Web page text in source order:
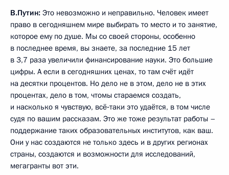
В.Путин: Это невозможно и неправильно. Человек имеет
право в сегодняшнем мире выбирать то место и то занятие,
которое ему по душе. Мы со своей стороны, особенно
в последнее время, вы знаете, за последние 15 лет
в 3,7 раза увеличили финансирование науки. Это большие
цифры. А если в сегодняшних ценах, то там счёт идёт
на десятки процентов. Но дело не в этом, дело не в этих
процентах, дело в том, чтомы стараемся создать,
и насколько я чувствую, всё‑таки это удаётся, в том числе
судя по вашим рассказам. Это же тоже результат работы –
поддержание таких образовательных институтов, как ваш.
Они у нас создаются не только здесь и в других регионах
страны, создаются и возможности для исследований,
мегагранты вот эти.